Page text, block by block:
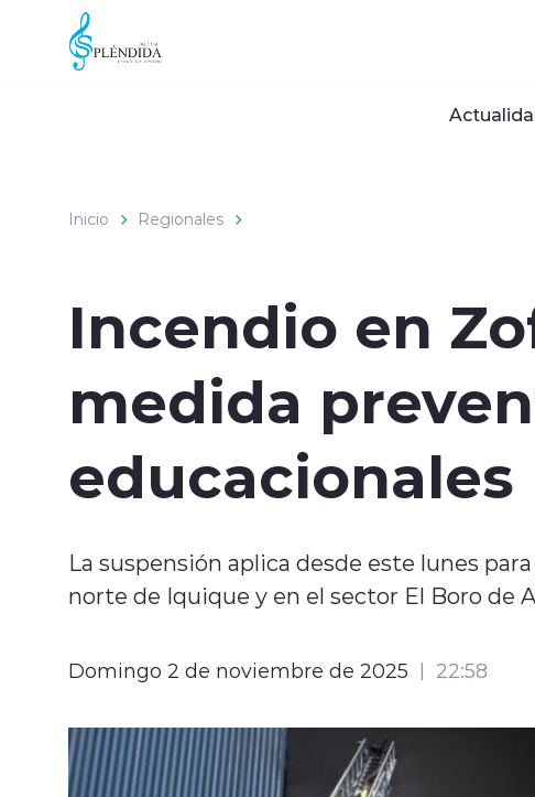
Click acá para ir directamente al contenido
Inicio Regionales
Incendio en
medida
educacionales
La suspensión aplica desde este lunes
norte de Iquique y en el sector El Boro de
Domingo 2 de noviembre de 2025 22:58